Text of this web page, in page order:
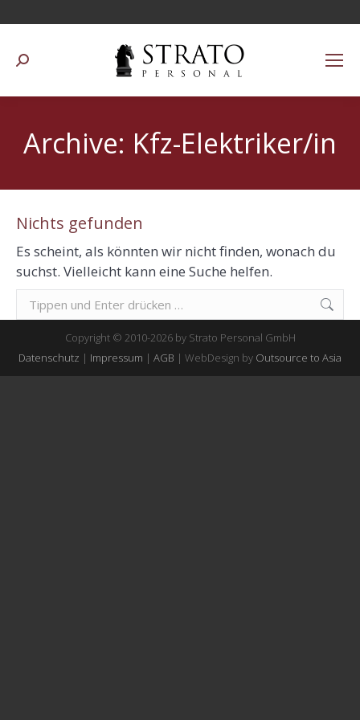
Suchen:
Archive: Kfz-Elektriker/in
Nichts gefunden
Es scheint, als könnten wir nicht finden, wonach du
suchst. Vielleicht kann eine Suche helfen.
Suchen:
Copyright © 2010-2026 by Strato Personal GmbH
Datenschutz | Impressum | AGB | WebDesign by Outsource to Asia